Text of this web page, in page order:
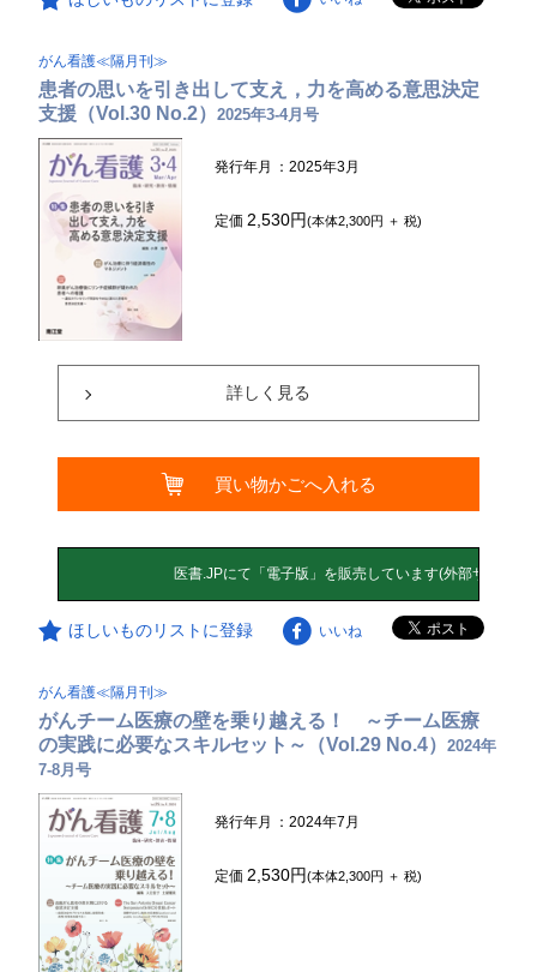
がん看護≪隔月刊≫
患者の思いを引き出して支え，力を高める意思決定
支援（Vol.30 No.2）2025年3-4月号
発行年月 ：2025年3月
定価 2,530円(本体2,300円 ＋ 税)
詳しく見る
買い物かごへ入れる
ほしいものリストに登録 いいね
がん看護≪隔月刊≫
がんチーム医療の壁を乗り越える！ ～チーム医療
の実践に必要なスキルセット～（Vol.29 No.4）2024年
7-8月号
発行年月 ：2024年7月
定価2,530円(本体2,300円 ＋ 税)